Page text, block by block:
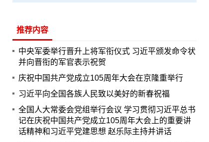
推荐内容
中央军委举行晋升上将军衔仪式 习近平颁发命令状
并向晋衔的军官表示祝贺
庆祝中国共产党成立105周年大会在京隆重举行
习近平向全国各族人民致以美好的新春祝福
全国人大常委会党组举行会议 学习贯彻习近平总书
记在庆祝中国共产党成立105周年大会上的重要讲
话精神和习近平党建思想 赵乐际主持并讲话